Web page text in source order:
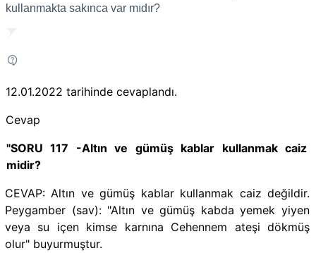
kullanmakta sakınca var mıdır?
12.01.2022 tarihinde cevaplandı.
Cevap
"SORU 117 -Altın ve gümüş kablar kullanmak caiz
midir?
CEVAP: Altın ve gümüş kablar kullanmak caiz değildir.
Peygamber (sav): "Altın ve gümüş kabda yemek yiyen
veya su içen kimse karnına Cehennem ateşi dökmüş
olur" buyurmuştur.